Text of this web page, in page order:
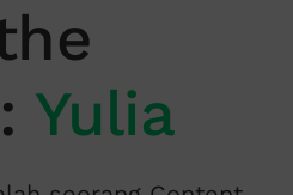
Yulia